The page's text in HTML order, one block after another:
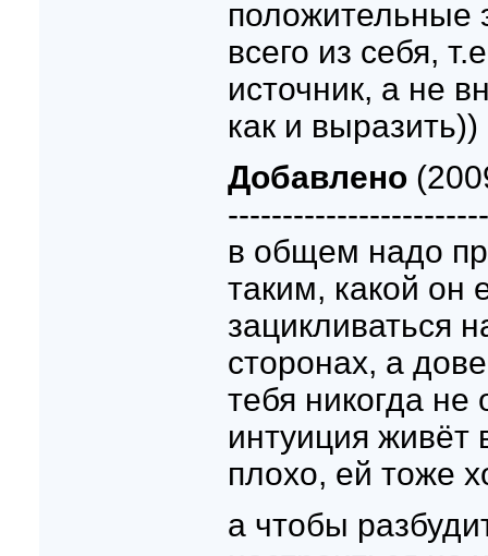
положительные
всего из себя,
источник, а не
как и выразить))
Добавлено
в общем надо
таким, какой он
зацикливаться
сторонах, а
тебя никогда
интуиция живёт
плохо, ей тоже
а чтобы